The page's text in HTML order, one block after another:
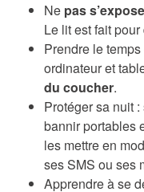
Ne pas
Le lit est fait
Prendre le
ordinateur et
du coucher.
Protéger sa nuit
bannir portables
les mettre en
ses SMS ou ses
Apprendre à se